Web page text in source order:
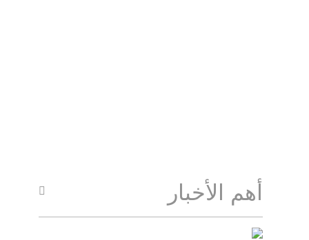
أهم الأخبار